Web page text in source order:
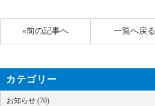
«前の記事へ 一覧へ戻る
カテゴリー
お知らせ (70)